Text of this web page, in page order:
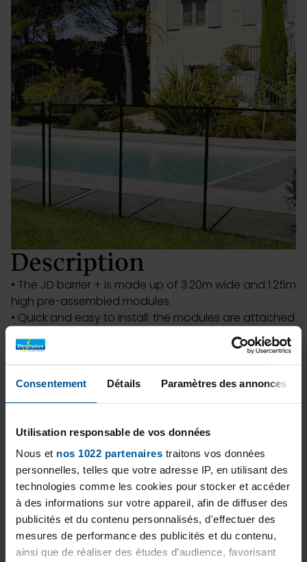
Consentement Détails Paramètres des annonces
Utilisation responsable de vos données
Nous et nos 1022 partenaires traitons vos données
personnelles, telles que votre adresse IP, en utilisant des
technologies comme les cookies pour stocker et accéder
à des informations sur votre appareil, afin de diffuser des
publicités et du contenu personnalisés, d'effectuer des
mesures de performance des publicités et du contenu,
ainsi que de réaliser des études d’audience, favorisant
Description
• The JD barrier + is made up of 3.20m wide and 1.25m
high pre-assembled modules.
• Quick and easy to install: the modules are attached
to each other using safety latches
• The JD barrier + removable pool barrier can be
removed and re-installed as you wish, thanks to its
practical modules, which can be easily rolled away
and stored.
polyester canvas that can withstand the sun’s rays
thanks to its UV protection treatment. The canvas
has a transparent appearance, which affords you a
full view of the pool and its surroundings.
• The JD Barrier + can be installed around all kinds of
private pools for personal use.
Characteristics